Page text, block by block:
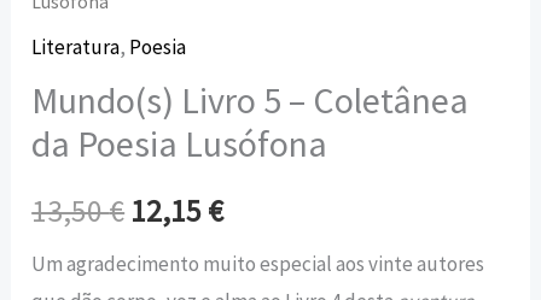
Literatura, Poesia
Mundo(s) Livro 5 – Coletânea
da Poesia Lusófona
13,50€ 12,15€
Um agradecimento muito especial aos vinte autores